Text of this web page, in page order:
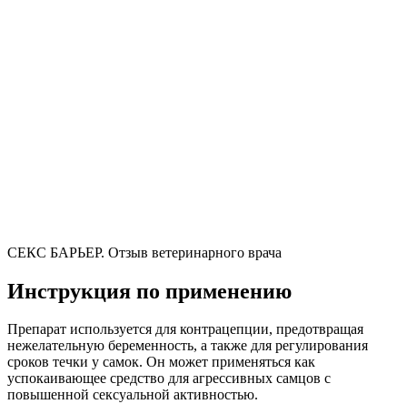
СЕКС БАРЬЕР. Отзыв ветеринарного врача
Инструкция по применению
Препарат используется для контрацепции, предотвращая
нежелательную беременность, а также для регулирования
сроков течки у самок. Он может применяться как
успокаивающее средство для агрессивных самцов с
повышенной сексуальной активностью.